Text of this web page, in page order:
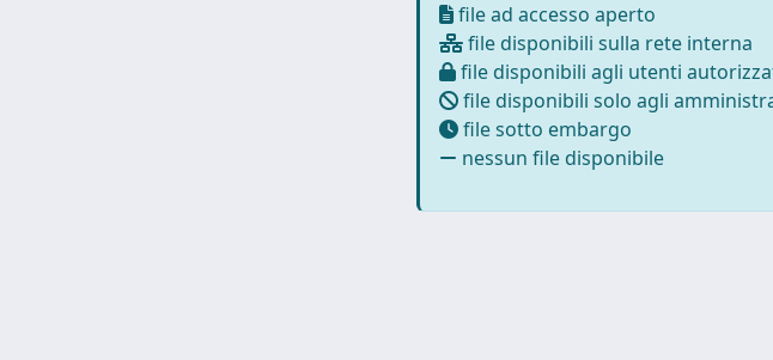
file ad accesso aperto
file disponibili sulla rete interna
file disponibili agli utenti
file disponibili solo agli
file sotto embargo
nessun file disponibile